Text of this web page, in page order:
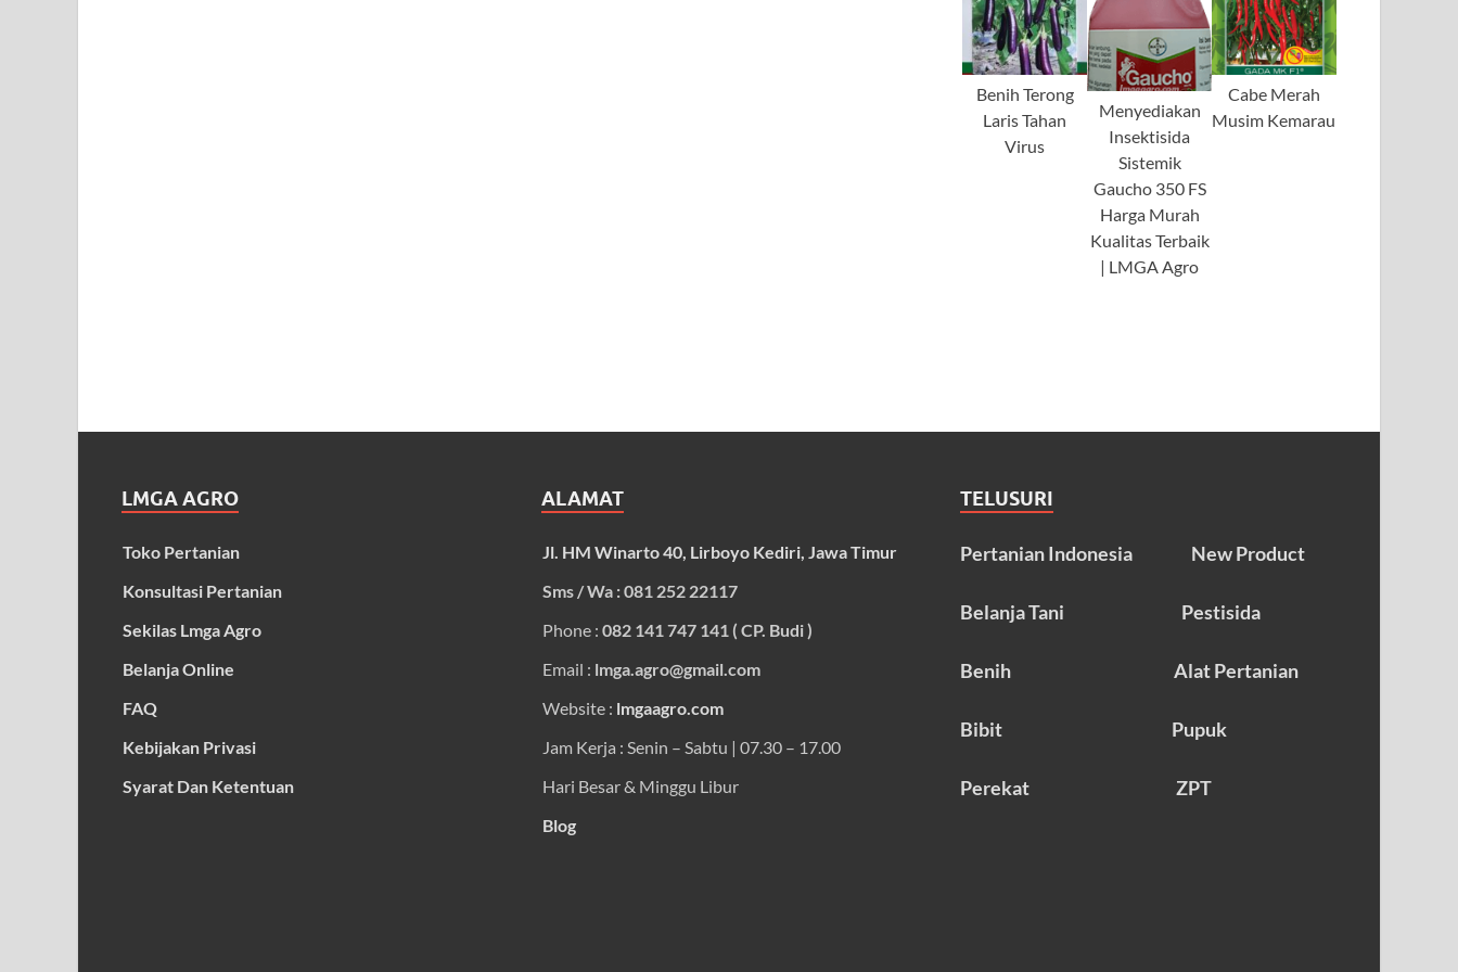
Benih Terong
Laris Tahan
Virus
Menyediakan
Insektisida
Sistemik
Gaucho 350 FS
Harga Murah
Kualitas Terbaik
| LMGA Agro
Cabe Merah
Musim Kemarau
LMGA AGRO
Toko Pertanian
Konsultasi Pertanian
Sekilas Lmga Agro
Belanja Online
FAQ
Kebijakan Privasi
Syarat Dan Ketentuan
ALAMAT
Jl. HM Winarto 40, Lirboyo Kediri, Jawa Timur
Sms / Wa : 081 252 22117
Phone : 082 141 747 141 ( CP. Budi )
Email : lmga.agro@gmail.com
Website : lmgaagro.com
Jam Kerja : Senin – Sabtu | 07.30 – 17.00
Hari Besar & Minggu Libur
Blog
TELUSURI
Pertanian Indonesia New Product
Belanja Tani Pestisida
Benih Alat Pertanian
Bibit Pupuk
Perekat ZPT